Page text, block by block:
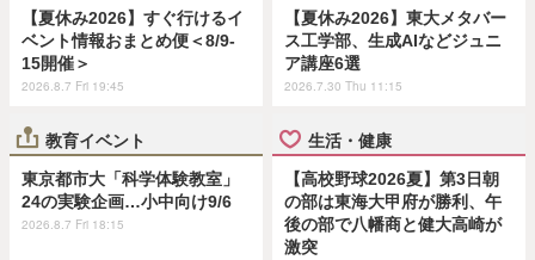
【夏休み2026】すぐ行けるイ
ベント情報おまとめ便＜8/9-
15開催＞
2026.8.7 Fri 19:45
【夏休み2026】東大メタバー
ス工学部、生成AIなどジュニ
ア講座6選
2026.7.30 Thu 11:15
教育イベント
東京都市大「科学体験教室」
24の実験企画…小中向け9/6
2026.8.7 Fri 18:15
生活・健康
【高校野球2026夏】第3日朝
の部は東海大甲府が勝利、午
後の部で八幡商と健大高崎が
激突